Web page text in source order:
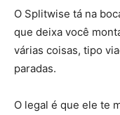
O Splitwise tá na
que deixa você
várias coisas, tipo
paradas.
O legal é que ele te